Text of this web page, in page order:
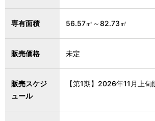
専有面積 56.57㎡～82.73㎡
販売価格 未定
販売スケジ
ュール
【第1期】2026年11月上旬